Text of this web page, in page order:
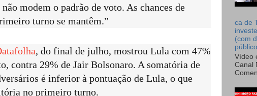
modem o padrão de voto. As chances de
turno se mantêm.”
, do final de julho, mostrou Lula com 47%
contra 29% de Jair Bolsonaro. A somatória de
é inferior à pontuação de Lula, o que
no primeiro turno.
ca de
(com
Vídeo
Canal